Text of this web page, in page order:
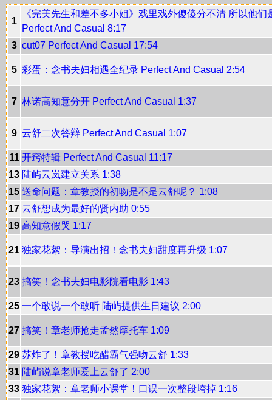
1
《完美先生和差不多小姐》戏里戏外傻傻分不清 所以他们
Perfect And Casual 8:17
3 cut07 Perfect And Casual 17:54
5 彩蛋：念书夫妇相遇全纪录 Perfect And Casual 2:54
7 林诺高知意分开 Perfect And Casual 1:37
9 云舒二次答辩 Perfect And Casual 1:07
11 开窍特辑 Perfect And Casual 11:17
13 陆屿云岚建立关系 1:38
15 送命问题：章教授的初吻是不是云舒呢？ 1:08
17 云舒想成为最好的贤内助 0:55
19 高知意假哭 1:17
21 独家花絮：导演出招！念书夫妇甜度再升级 1:07
23 搞笑！念书夫妇电影院看电影 1:43
25 一个敢说一个敢听 陆屿提供生日建议 2:00
27 搞笑！章老师抢走孟然摩托车 1:09
29 苏炸了！章教授吃醋霸气强吻云舒 1:33
31 陆屿说章老师爱上云舒了 2:00
33 独家花絮：章老师小课堂！口误一次整段垮掉 1:16